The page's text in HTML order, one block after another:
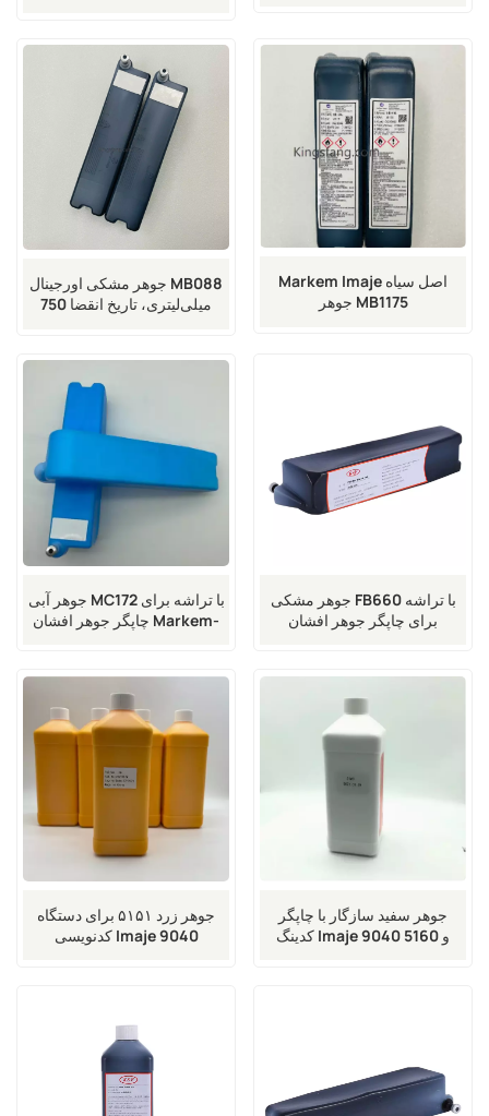
جوهر مشکی اورجینال MB088
750 میلی‌لیتری، تاریخ انقضا
Markem Imaje اصل سیاه
جوهر MB1175
جوهر آبی MC172 با تراشه برای
چاپگر جوهر افشان Markem-
جوهر مشکی FB660 با تراشه
برای چاپگر جوهر افشان
جوهر زرد ۵۱۵۱ برای دستگاه
کدنویسی Imaje 9040
جوهر سفید سازگار با چاپگر
کدینگ Imaje 9040 و 5160